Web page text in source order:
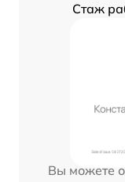
Стаж
Вы можете